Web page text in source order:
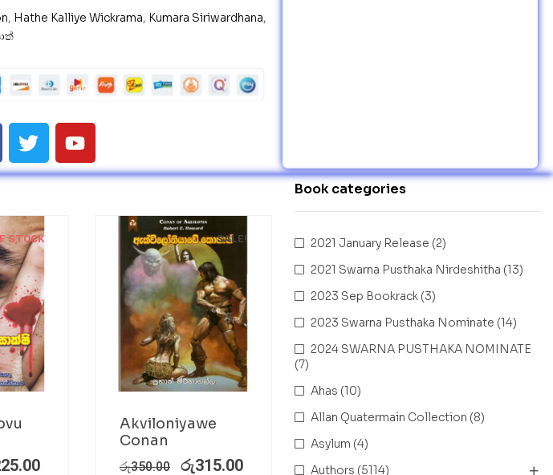
, Hathe Kalliye Wickrama, Kumara Siriwardhana,
STOCK SALE!
Akviloniyawe
Conan
රු350.00 රු315.00
Book categories
2021 January Release (2)
2021 Swarna Pusthaka Nirdeshitha (13)
2023 Sep Bookrack (3)
2023 Swarna Pusthaka Nominate (14)
2024 SWARNA PUSTHAKA NOMINATE
(7)
Ahas (10)
Allan Quatermain Collection (8)
Asylum (4)
Authors (5114)